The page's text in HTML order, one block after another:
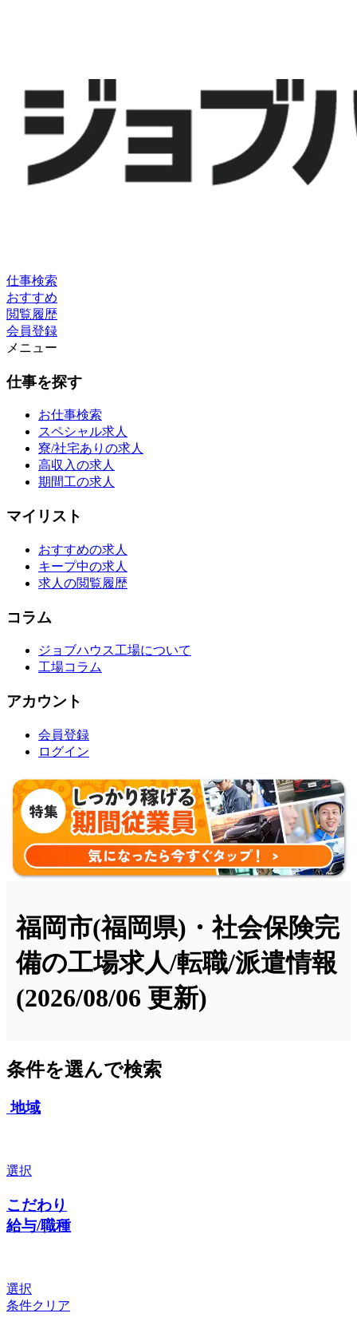
仕事検索
おすすめ
閲覧履歴
会員登録
メニュー
仕事を探す
お仕事検索
スペシャル求人
寮/社宅ありの求人
高収入の求人
期間工の求人
マイリスト
おすすめの求人
キープ中の求人
求人の閲覧履歴
コラム
ジョブハウス工場について
工場コラム
アカウント
会員登録
ログイン
福岡市(福岡県)・社会保険完
備の工場求人/転職/派遣情報
(2026/08/06 更新)
条件を選んで検索
地域
選択
こだわり
給与/職種
選択
条件クリア